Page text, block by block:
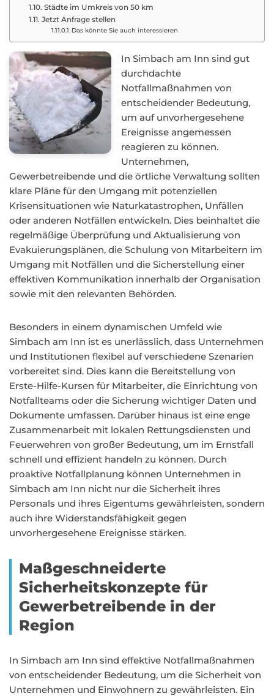
Städte im Umkreis von 50 km
Jetzt Anfrage stellen
Das könnte Sie auch interessieren
In Simbach am Inn sind gut
durchdachte
Notfallmaßnahmen von
entscheidender Bedeutung,
um auf unvorhergesehene
Ereignisse angemessen
reagieren zu können.
Unternehmen,
Gewerbetreibende und die örtliche Verwaltung sollten
klare Pläne für den Umgang mit potenziellen
Krisensituationen wie Naturkatastrophen, Unfällen
oder anderen Notfällen entwickeln. Dies beinhaltet die
regelmäßige Überprüfung und Aktualisierung von
Evakuierungsplänen, die Schulung von Mitarbeitern im
Umgang mit Notfällen und die Sicherstellung einer
effektiven Kommunikation innerhalb der Organisation
sowie mit den relevanten Behörden.
Besonders in einem dynamischen Umfeld wie
Simbach am Inn ist es unerlässlich, dass Unternehmen
und Institutionen flexibel auf verschiedene Szenarien
vorbereitet sind. Dies kann die Bereitstellung von
Erste-Hilfe-Kursen für Mitarbeiter, die Einrichtung von
Notfallteams oder die Sicherung wichtiger Daten und
Dokumente umfassen. Darüber hinaus ist eine enge
Zusammenarbeit mit lokalen Rettungsdiensten und
Feuerwehren von großer Bedeutung, um im Ernstfall
schnell und effizient handeln zu können. Durch
proaktive Notfallplanung können Unternehmen in
Simbach am Inn nicht nur die Sicherheit ihres
Personals und ihres Eigentums gewährleisten, sondern
auch ihre Widerstandsfähigkeit gegen
unvorhergesehene Ereignisse stärken.
Maßgeschneiderte
Sicherheitskonzepte für
Gewerbetreibende in der
Region
In Simbach am Inn sind effektive Notfallmaßnahmen
von entscheidender Bedeutung, um die Sicherheit von
Unternehmen und Einwohnern zu gewährleisten. Ein